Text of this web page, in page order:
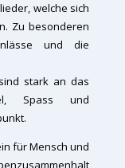
welche sich
Zu besonderen
und die
stark an das
Spass und
für Mensch und